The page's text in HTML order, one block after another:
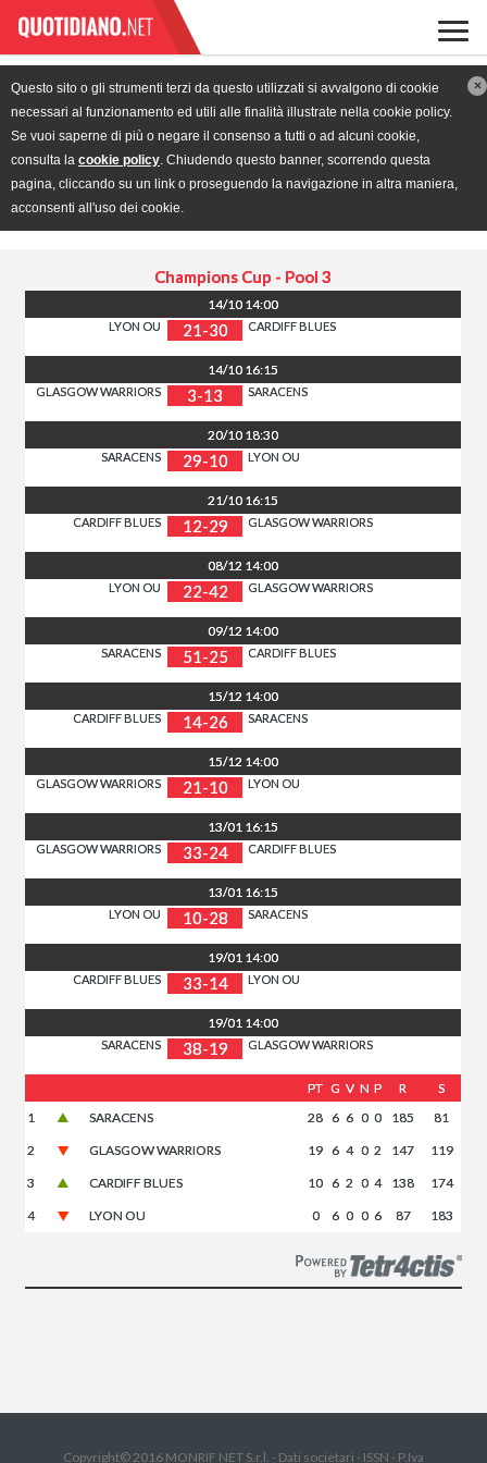
×
Questo sito o gli strumenti terzi da questo utilizzati si avvalgono di cookie
necessari al funzionamento ed utili alle finalità illustrate nella cookie policy.
Se vuoi saperne di più o negare il consenso a tutti o ad alcuni cookie,
consulta la cookie policy. Chiudendo questo banner, scorrendo questa
pagina, cliccando su un link o proseguendo la navigazione in altra maniera,
acconsenti all'uso dei cookie.
Champions Cup - Pool 3
14/10 14:00
LYON OU 21-30 CARDIFF BLUES
14/10 16:15
GLASGOW WARRIORS 3-13 SARACENS
20/10 18:30
SARACENS 29-10 LYON OU
21/10 16:15
CARDIFF BLUES 12-29 GLASGOW WARRIORS
08/12 14:00
LYON OU 22-42 GLASGOW WARRIORS
09/12 14:00
SARACENS 51-25 CARDIFF BLUES
15/12 14:00
CARDIFF BLUES 14-26 SARACENS
15/12 14:00
GLASGOW WARRIORS 21-10 LYON OU
13/01 16:15
GLASGOW WARRIORS 33-24 CARDIFF BLUES
13/01 16:15
LYON OU 10-28 SARACENS
19/01 14:00
CARDIFF BLUES 33-14 LYON OU
19/01 14:00
SARACENS 38-19 GLASGOW WARRIORS
PT G V N P R
S
1
SARACENS 28 6 6 0 0 185
81
2
GLASGOW WARRIORS 19 6 4 0 2 147
119
3
CARDIFF BLUES 10 6 2 0 4 138
174
4
LYON OU 0 6 0 0 6 87 183
Copyright© 2016 MONRIF NET S.r.l. - Dati societari - ISSN - P.Iva